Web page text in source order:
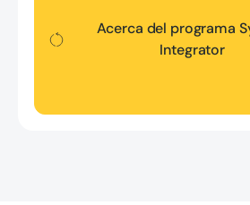
Acerca del programa
Integrator